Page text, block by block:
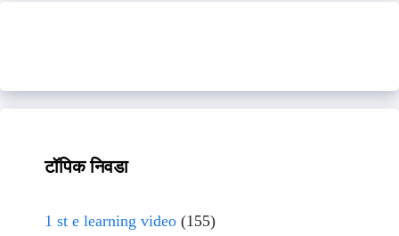
टॉपिक निवडा
1 st e learning video (155)